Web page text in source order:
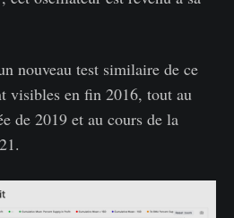
nouveau test similaire de ce
visibles en fin 2016, tout au
de 2019 et au cours de la